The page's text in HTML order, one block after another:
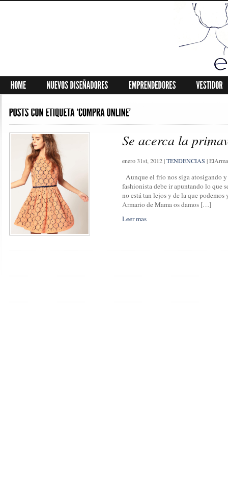
Se acerca la
enero 31st, 2012|TENDENCIAS |
Aunque el frío nos siga atosigando y
fashionista debe ir apuntando lo que
no está tan lejos y de la que
Armario de Mama os damos […]
Leer mas